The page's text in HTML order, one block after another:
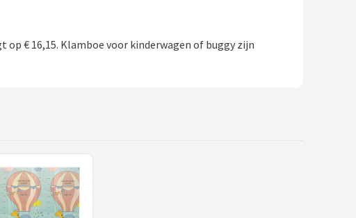
€ 16,15. Klamboe voor kinderwagen of buggy zijn